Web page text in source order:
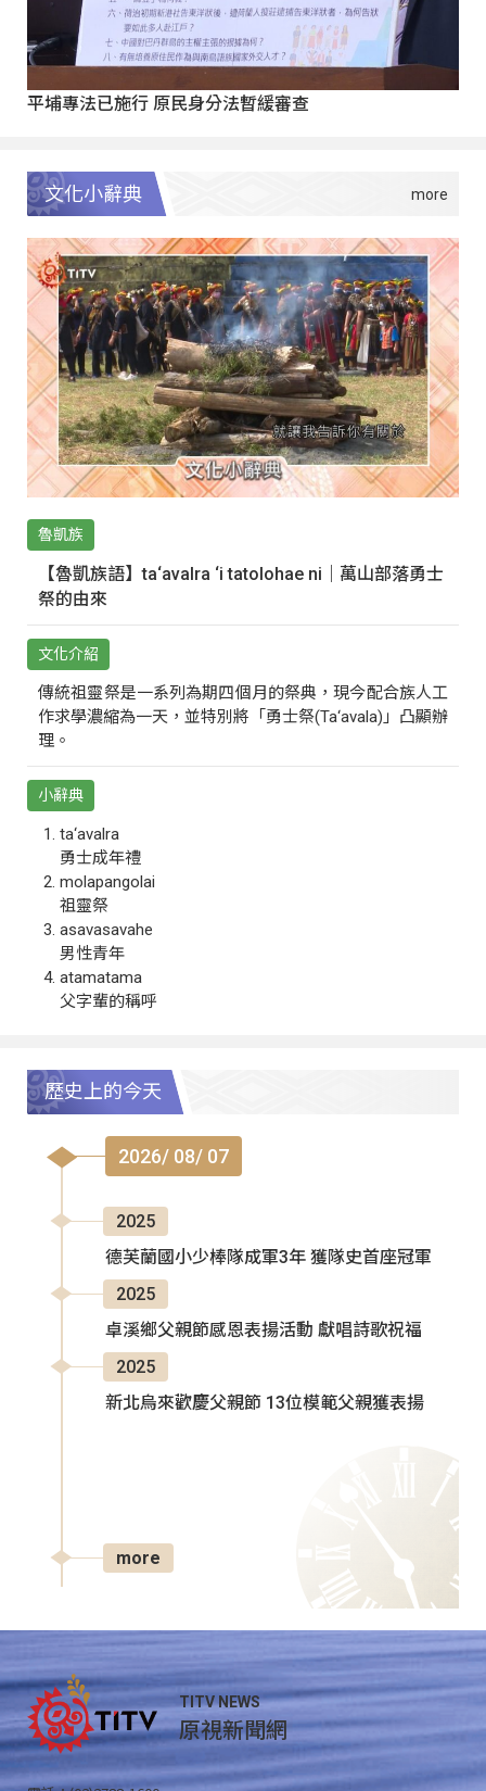
平埔專法已施行 原民身分法暫緩審查
文化小辭典
魯凱族
【魯凱族語】ta‘avalra ‘i tatolohae ni｜萬山部落勇士
祭的由來
文化介紹
傳統祖靈祭是一系列為期四個月的祭典，現今配合族人工
作求學濃縮為一天，並特別將「勇士祭(Ta‘avala)」凸顯辦
理。
小辭典
ta‘avalra
勇士成年禮
molapangolai
祖靈祭
asavasavahe
男性青年
atamatama
父字輩的稱呼
歷史上的今天
2026/ 08/ 07
2025
德芙蘭國小少棒隊成軍3年 獲隊史首座冠軍
2025
卓溪鄉父親節感恩表揚活動 獻唱詩歌祝福
2025
新北烏來歡慶父親節 13位模範父親獲表揚
more
TITV NEWS
原視新聞網